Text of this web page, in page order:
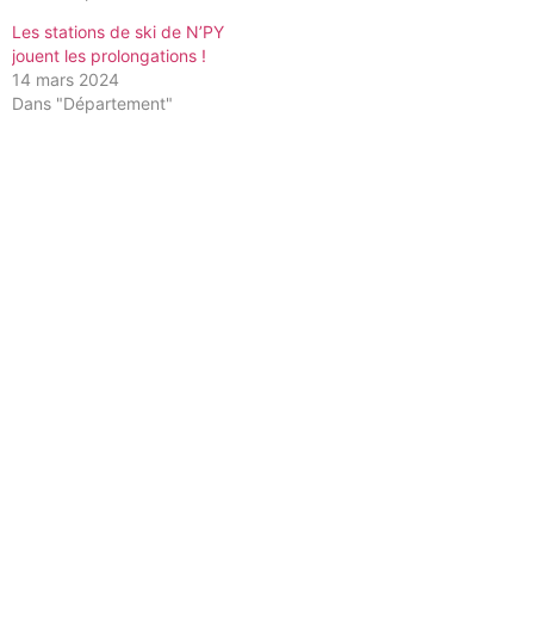
Les stations de ski de N’PY
jouent les prolongations !
14 mars 2024
Dans "Département"